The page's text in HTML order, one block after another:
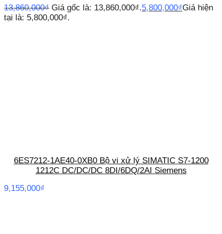
13,860,000₫ Giá gốc là: 13,860,000₫.5,800,000₫Giá hiện
tại là: 5,800,000₫.
6ES7212-1AE40-0XB0 Bộ vi xử lý SIMATIC S7-1200
1212C DC/DC/DC 8DI/6DQ/2AI Siemens
9,155,000₫